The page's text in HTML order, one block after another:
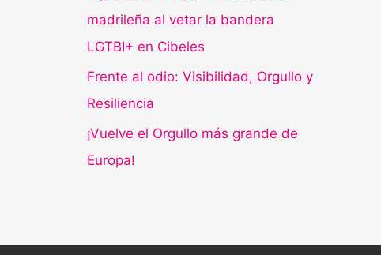
madrileña al vetar la bandera
LGTBI+ en Cibeles
Frente al odio: Visibilidad, Orgullo y
Resiliencia
¡Vuelve el Orgullo más grande de
Europa!